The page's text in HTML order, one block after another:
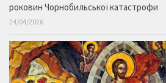
роковин Чорнобильської катастрофи
24/04/2026